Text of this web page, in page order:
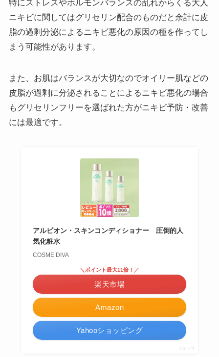
特にストレスやホルモンバランスの乱れからくる大人
ニキビに関してはグリセリン配合のものだと余計に皮
脂の過剰分泌によるニキビ悪化の原因の種を作ってし
まう可能性があります。
また、お肌はバランスが大切なのでオイリー肌などの
皮脂が過剰に分泌されることによるニキビ悪化の場合
もグリセリンフリーを選ばれた方がニキビ予防・改善
には最適です。
アルビオン・スキンコンディショナー 圧倒的人
気化粧水
COSME DIVA
Amazon
＼ポイント最大11倍！／
楽天市場
Yahooショッピング
ポチップ